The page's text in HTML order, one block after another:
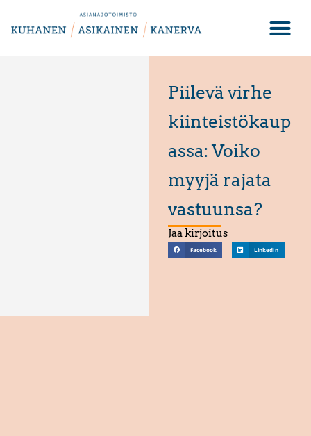
Piilevä virhe
kiinteistökaup
assa: Voiko
myyjä rajata
vastuunsa?
Jaa kirjoitus
Facebook LinkedIn